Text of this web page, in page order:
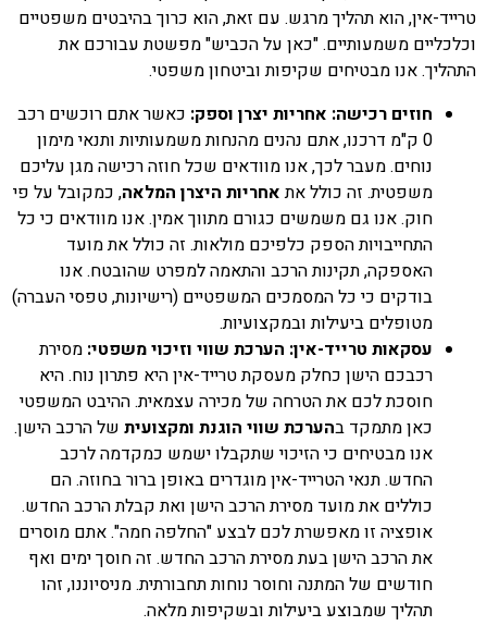
טרייד-אין, הוא תהליך מרגש. עם זאת, הוא כרוך בהיבטים משפטיים
וכלכליים משמעותיים. "כאן על הכביש" מפשטת עבורכם את
התהליך. אנו מבטיחים שקיפות וביטחון משפטי.
חוזים רכישה: אחריות יצרן וספק: כאשר אתם רוכשים רכב
0 ק"מ דרכנו, אתם נהנים מהנחות משמעותיות ותנאי מימון
נוחים. מעבר לכך, אנו מוודאים שכל חוזה רכישה מגן עליכם
משפטית. זה כולל אתאחריות היצרן המלאה, כמקובל על פי
חוק. אנו גם משמשים כגורם מתווך אמין. אנו מוודאים כי כל
התחייבויות הספק כלפיכם מולאות. זה כולל את מועד
האספקה, תקינות הרכב והתאמה למפרט שהובטח. אנו
בודקים כי כל המסמכים המשפטיים (רישיונות, טפסי העברה)
מטופלים ביעילות ובמקצועיות.
עסקאות טרייד-אין: הערכת שווי וזיכוי משפטי: מסירת
רכבכם הישן כחלק מעסקת טרייד-אין היא פתרון נוח. היא
חוסכת לכם את הטרחה של מכירה עצמאית. ההיבט המשפטי
כאן מתמקד בהערכת שווי הוגנת ומקצועית של הרכב הישן.
אנו מבטיחים כי הזיכוי שתקבלו ישמש כמקדמה לרכב
החדש. תנאי הטרייד-אין מוגדרים באופן ברור בחוזה. הם
כוללים את מועד מסירת הרכב הישן ואת קבלת הרכב החדש.
אופציה זו מאפשרת לכם לבצע "החלפה חמה". אתם מוסרים
את הרכב הישן בעת מסירת הרכב החדש. זה חוסך ימים ואף
חודשים של המתנה וחוסר נוחות תחבורתית. מניסיוננו, זהו
תהליך שמבוצע ביעילות ובשקיפות מלאה.